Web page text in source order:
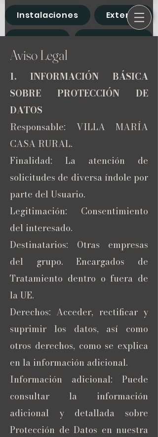
Instalaciones Exterior
Planes Contacto
Aviso Legal
1. INFORMACIÓN BÁSICA
SOBRE PROTECCIÓN DE
DATOS
Responsable: VILLA MARÍA
CASA RURAL.
Finalidad: La atención de
solicitudes de diversa índole por
parte del Usuario.
Legitimación: Consentimiento
del interesado.
Destinatarios: Otras empresas
del grupo. Encargados de
Tratamiento dentro o fuera de
la UE.
Derechos: Acceder, rectificar y
suprimir los datos, así como
otros derechos, como se explica
en la información adicional.
Información adicional: Puede
consultar la información
adicional y detallada sobre
Protección de Datos en nuestra